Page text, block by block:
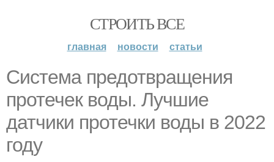
СТРОИТЬ ВСЕ
главная новости статьи
Система предотвращения
протечек воды. Лучшие
датчики протечки воды в 2022
году